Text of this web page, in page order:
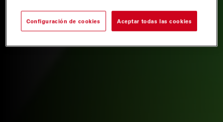
Configuración de cookies Aceptar todas las cookies